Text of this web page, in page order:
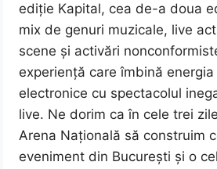
ediție Kapital, cea de-a doua
mix de genuri muzicale, live
scene și activări
experiență care îmbină
electronice cu spectacolul
live. Ne dorim ca în cele trei
Arena Națională să construim
eveniment din București și o